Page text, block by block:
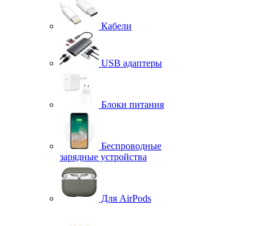
Кабели
USB адаптеры
Блоки питания
Беспроводные
зарядные устройства
Для AirPods